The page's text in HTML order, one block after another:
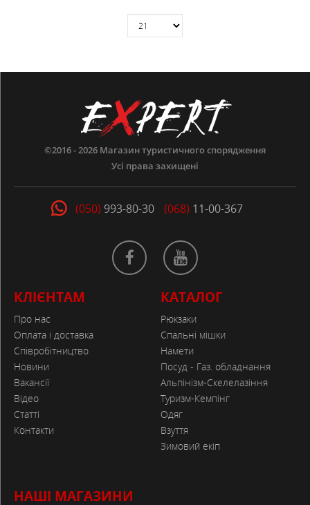
©2016 - 2026 Магазин туристичного спорядження
Усі права захищені
(050) 993-80-30 (068) 11-00-367
КЛІЄНТАМ
Про нас
Оплата і доставка
Співробітництво
Новини
Вакансії
Відео
Статті
Контакти
КАТАЛОГ
Рюкзаки
Спальні мішки
Намети
Посуд - Газ. обладнання
Альпінізм-Скелелазіння
Туризм-Кемпінг
Одяг
Взуття
Зимовий екіп
НАШІ МАГАЗИНИ